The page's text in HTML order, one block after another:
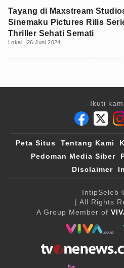
Tayang di Maxstream
Sinemaku Pictures Rilis
Thriller Sehati Semati
Lokal 26 Juni 2024
Ikuti
Peta Situs Tentang Kami
Pedoman Media Siber
Disclaimer
IntipSeleb
| All Rights
A Group Member of